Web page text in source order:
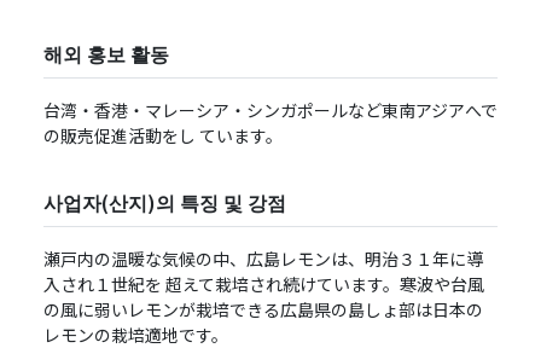
해외 홍보 활동
台湾・⾹港・マレーシア・シンガポールなど東南アジアへで
の販売促進活動をし ています。
사업자(산지)의 특징 및 강점
瀬⼾内の温暖な気候の中、広島レモンは、明治３１年に導
⼊され１世紀を 超えて栽培され続けています。寒波や台⾵
の⾵に弱いレモンが栽培できる広島県の島しょ部は⽇本の
レモンの栽培適地です。